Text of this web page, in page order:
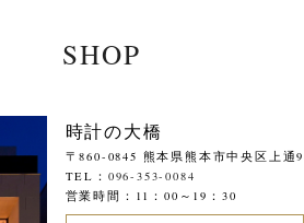
SHOP
時計の大橋
〒860-0845 熊本県熊本市中央区上通
TEL： 096-353-0084
営業時間：11：00～19：30